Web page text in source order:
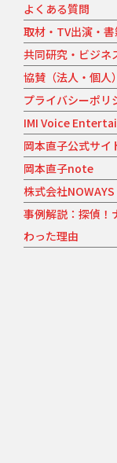
よくある質問
取材・TV出演・
共同研究・ビジネ
協賛（法人・個人）
プライバシーポリ
IMI Voice
岡本直子公式サイ
岡本直子note
株式会社NOWAYS
事例解説：探偵！
わった理由